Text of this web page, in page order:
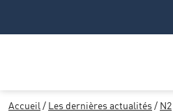
Accueil / Les dernières actualités/ N2